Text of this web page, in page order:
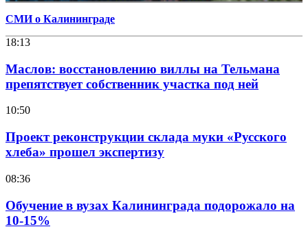
СМИ о Калининграде
18:13
Маслов: восстановлению виллы на Тельмана
препятствует собственник участка под ней
10:50
Проект реконструкции склада муки «Русского
хлеба» прошел экспертизу
08:36
Обучение в вузах Калининграда подорожало на
10-15%